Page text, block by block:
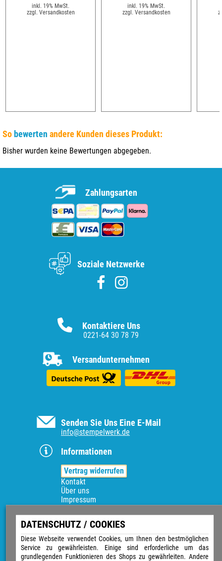
DATENSCHUTZ / COOKIES
Diese Webseite verwendet Cookies, um Ihnen den bestmöglichen
Service zu gewährleisten. Einige sind erforderliche um das
grundlegenden Funktionieren des Shops zu gewährleiten. Andere
inkl. 19% MwSt.
zzgl. Versandkosten
inkl. 19% MwSt.
zzgl. Versandkosten
So bewerten andere Kunden dieses Produkt:
Bisher wurden keine Bewertungen abgegeben.
Senden Sie Uns Eine E-Mail
info@stempelwerk.de
Informationen
Vertrag widerrufen
Kontakt
Über uns
Impressum
Versand & Zahlungsarten
Widerrufsrecht
Datenschutz
Sitemap
AGB
Magazin
Kontaktiere Uns
0221-64 30 78 79
Versandunternehmen
Zahlungsarten
Soziale Netzwerke